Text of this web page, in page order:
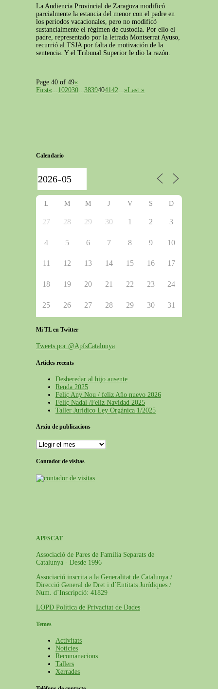
La Audiencia Provincial de Zaragoza modificó
parcialmente la estancia del menor con el padre en
los periodos vacacionales, pero no modificó
sustancialmente el régimen de custodia. Por ello el
padre, representado por la letrada Montserrat Ayuso,
recurrió al TSJA por falta de motivación de la
sentencia. Y el Tribunal Superior le dio la razón.
Page 40 of 49«
First«...102030...3839404142...»Last »
Calendario
L M M J V S D
27 28 29 30 1 2 3
4 5 6 7 8 9 10
11 12 13 14 15 16 17
18 19 20 21 22 23 24
25 26 27 28 29 30 31
Mi TL en Twitter
Tweets por @ApfsCatalunya
Articles recents
Desheredar al hijo ausente
Renda 2025
Feliç Any Nou / feliz Año nuevo 2026
Feliç Nadal /Feliz Navidad 2025
Taller Jurídico Ley Orgánica 1/2025
Arxiu de publicacions
Arxiu
de
publicacions
Contador de visitas
APFSCAT
Associació de Pares de Familia Separats de
Catalunya - Desde 1996
Associació inscrita a la Generalitat de Catalunya /
Direcció General de Dret i d´Entitats Jurídiques /
Num. d´Inscripció: 41829
LOPD Política de Privacitat de Dades
Temes
Activitats
Noticies
Recomanacions
Tallers
Xerrades